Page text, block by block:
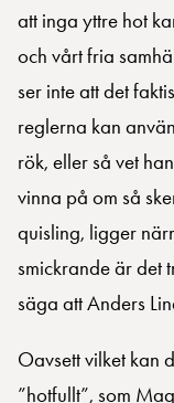
att inga yttre hot
och vårt fria
ser inte att det
reglerna kan
rök, eller så vet
vinna på om så
quisling, ligger
smickrande är det
säga att Anders
Oavsett vilket kan
”hotfullt”, som